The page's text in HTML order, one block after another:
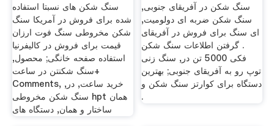
سنگ شکن های نسبتا استفاده
شده برای فروش در آمریکا سنگ
شکن مخروطی سنگ فوت ارزان
قیمت برای فروش در کالیفرنیا
استفاده صفحه خانگی; محصول,
سنگ شکنتن در ساعت+
Comments, خرید ساعت, در,
سنگ شکن مخروطی hpt همان
ساختار و همان, دستگاه های
سنگ شکن در آفریقای جنوبی,
سنگ شکن ضربه ای دولومیت,
ای سنگ برای فروش در آفریقای
. گرفتن اطلاعات سنگ شکن
فکی 5000 تن در, سنگ زنی
توپ رو به آفریقای جنوبی; بهترین
دستگاه برای کوارتز سنگ شکن و
.